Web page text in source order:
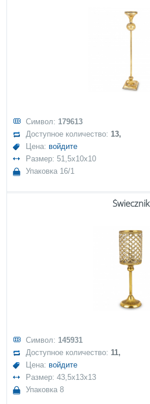
Символ: 179613
Доступное количество:13,
Цена: войдите
Размер: 51,5x10x10
Упаковка 16/1
Świecznik
Символ: 145931
Доступное количество:11,
Цена: войдите
Размер: 43,5x13x13
Упаковка 8